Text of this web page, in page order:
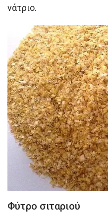
νάτριο.
Φύτρο σιταριού